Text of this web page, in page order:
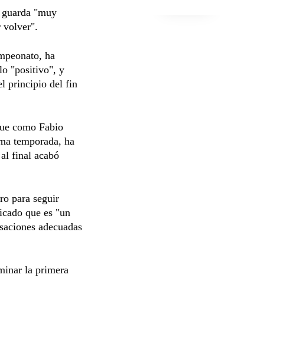
"muy
volver".
ha
"positivo", y
principio del fin
como Fabio
temporada, ha
final acabó
para seguir
que es "un
adecuadas
la primera